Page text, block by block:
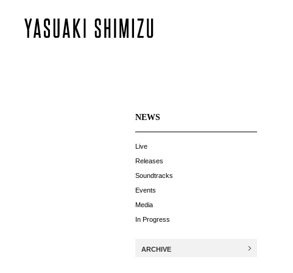
NEWS
Live
Releases
Soundtracks
Events
Media
In Progress
ARCHIVE